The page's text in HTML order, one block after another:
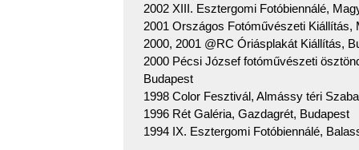
2002 XIII. Esztergomi Fotóbiennálé,
2001 Országos Fotóművészeti Kiállítás,
2000, 2001 @RC Óriásplakát Kiállítás,
2000 Pécsi József fotóművészeti
Budapest
1998 Color Fesztivál, Almássy téri
1996 Rét Galéria, Gazdagrét, Budapest
1994 IX. Esztergomi Fotóbiennálé,